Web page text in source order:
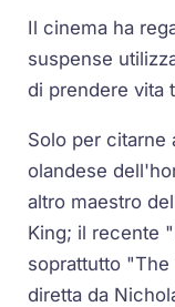
Il cinema ha
suspense
di prendere vita
Solo per citarne
olandese
altro maestro
King; il recente
soprattutto "The
diretta da